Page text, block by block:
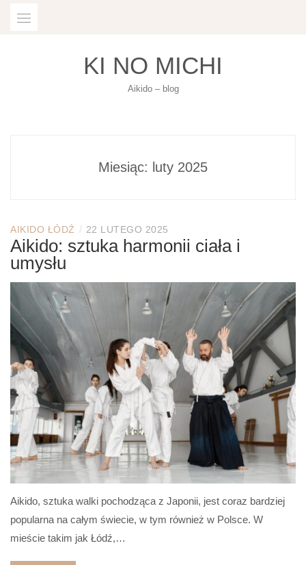
KI NO MICHI
Aikido – blog
Miesiąc: luty 2025
AIKIDO ŁÓDŹ / 22 LUTEGO 2025
Aikido: sztuka harmonii ciała i
umysłu
Aikido, sztuka walki pochodząca z Japonii, jest coraz bardziej
popularna na całym świecie, w tym również w Polsce. W
mieście takim jak Łódź,…